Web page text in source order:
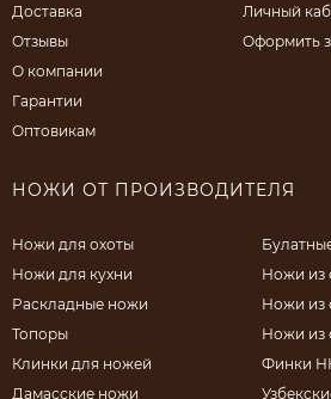
Доставка
Отзывы
О компании
Гарантии
Оптовикам
Личный
Оформить
НОЖИ ОТ ПРОИЗВОДИТЕЛЯ
Ножи для охоты
Ножи для кухни
Раскладные ножи
Топоры
Клинки для ножей
Дамасские ножи
Ножи из
Ножи из
Ножи из
Финки